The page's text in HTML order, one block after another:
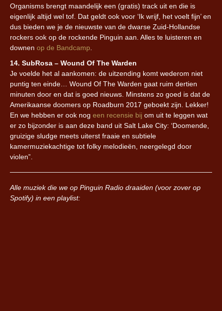
Organisms brengt maandelijk een (gratis) track uit en die is
eigenlijk altijd wel tof. Dat geldt ook voor ‘Ik wrijf, het voelt fijn’ en
dus bieden we je de nieuwste van de dwarse Zuid-Hollandse
rockers ook op de rockende Pinguin aan. Alles te luisteren en
downen op de Bandcamp
14. SubRosa – Wound Of The Warden
Je voelde het al aankomen: de uitzending komt wederom niet
puntig ten einde… Wound Of The Warden gaat ruim dertien
minuten door en dat is goed nieuws. Minstens zo goed is dat de
Amerikaanse doomers op Roadburn 2017 geboekt zijn. Lekker!
En we hebben er ook nog een recensie bij om uit te leggen wat
er zo bijzonder is aan deze band uit Salt Lake City: ‘Doomende,
gruizige sludge meets uiterst fraaie en subtiele
kamermuziekachtige tot folky melodieën, neergelegd door
violen”.
Alle muziek die we op Pinguin Radio draaiden (voor zover op
Spotify) in een playlist: